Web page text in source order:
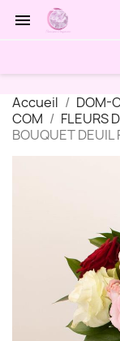

Accueil DOM-
COM
FLEURS
BOUQUET DEUIL